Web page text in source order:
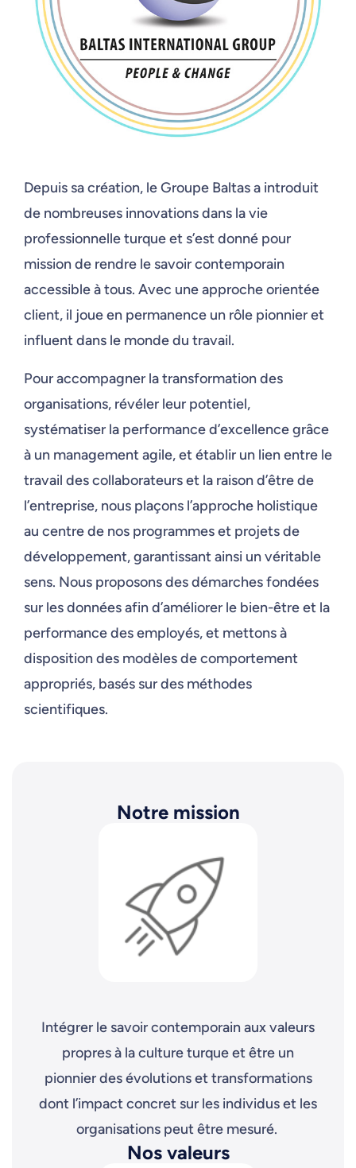
Depuis sa création, le Groupe Baltas a introduit
de nombreuses innovations dans la vie
professionnelle turque et s’est donné pour
mission de rendre le savoir contemporain
accessible à tous. Avec une approche orientée
client, il joue en permanence un rôle pionnier et
influent dans le monde du travail.
Pour accompagner la transformation des
organisations, révéler leur potentiel,
systématiser la performance d’excellence grâce
à un management agile, et établir un lien entre le
travail des collaborateurs et la raison d’être de
l’entreprise, nous plaçons l’approche holistique
au centre de nos programmes et projets de
développement, garantissant ainsi un véritable
sens. Nous proposons des démarches fondées
sur les données afin d’améliorer le bien-être et la
performance des employés, et mettons à
disposition des modèles de comportement
appropriés, basés sur des méthodes
scientifiques.
Notre mission
Intégrer le savoir contemporain aux valeurs
propres à la culture turque et être un
pionnier des évolutions et transformations
dont l’impact concret sur les individus et les
organisations peut être mesuré.
Nos valeurs